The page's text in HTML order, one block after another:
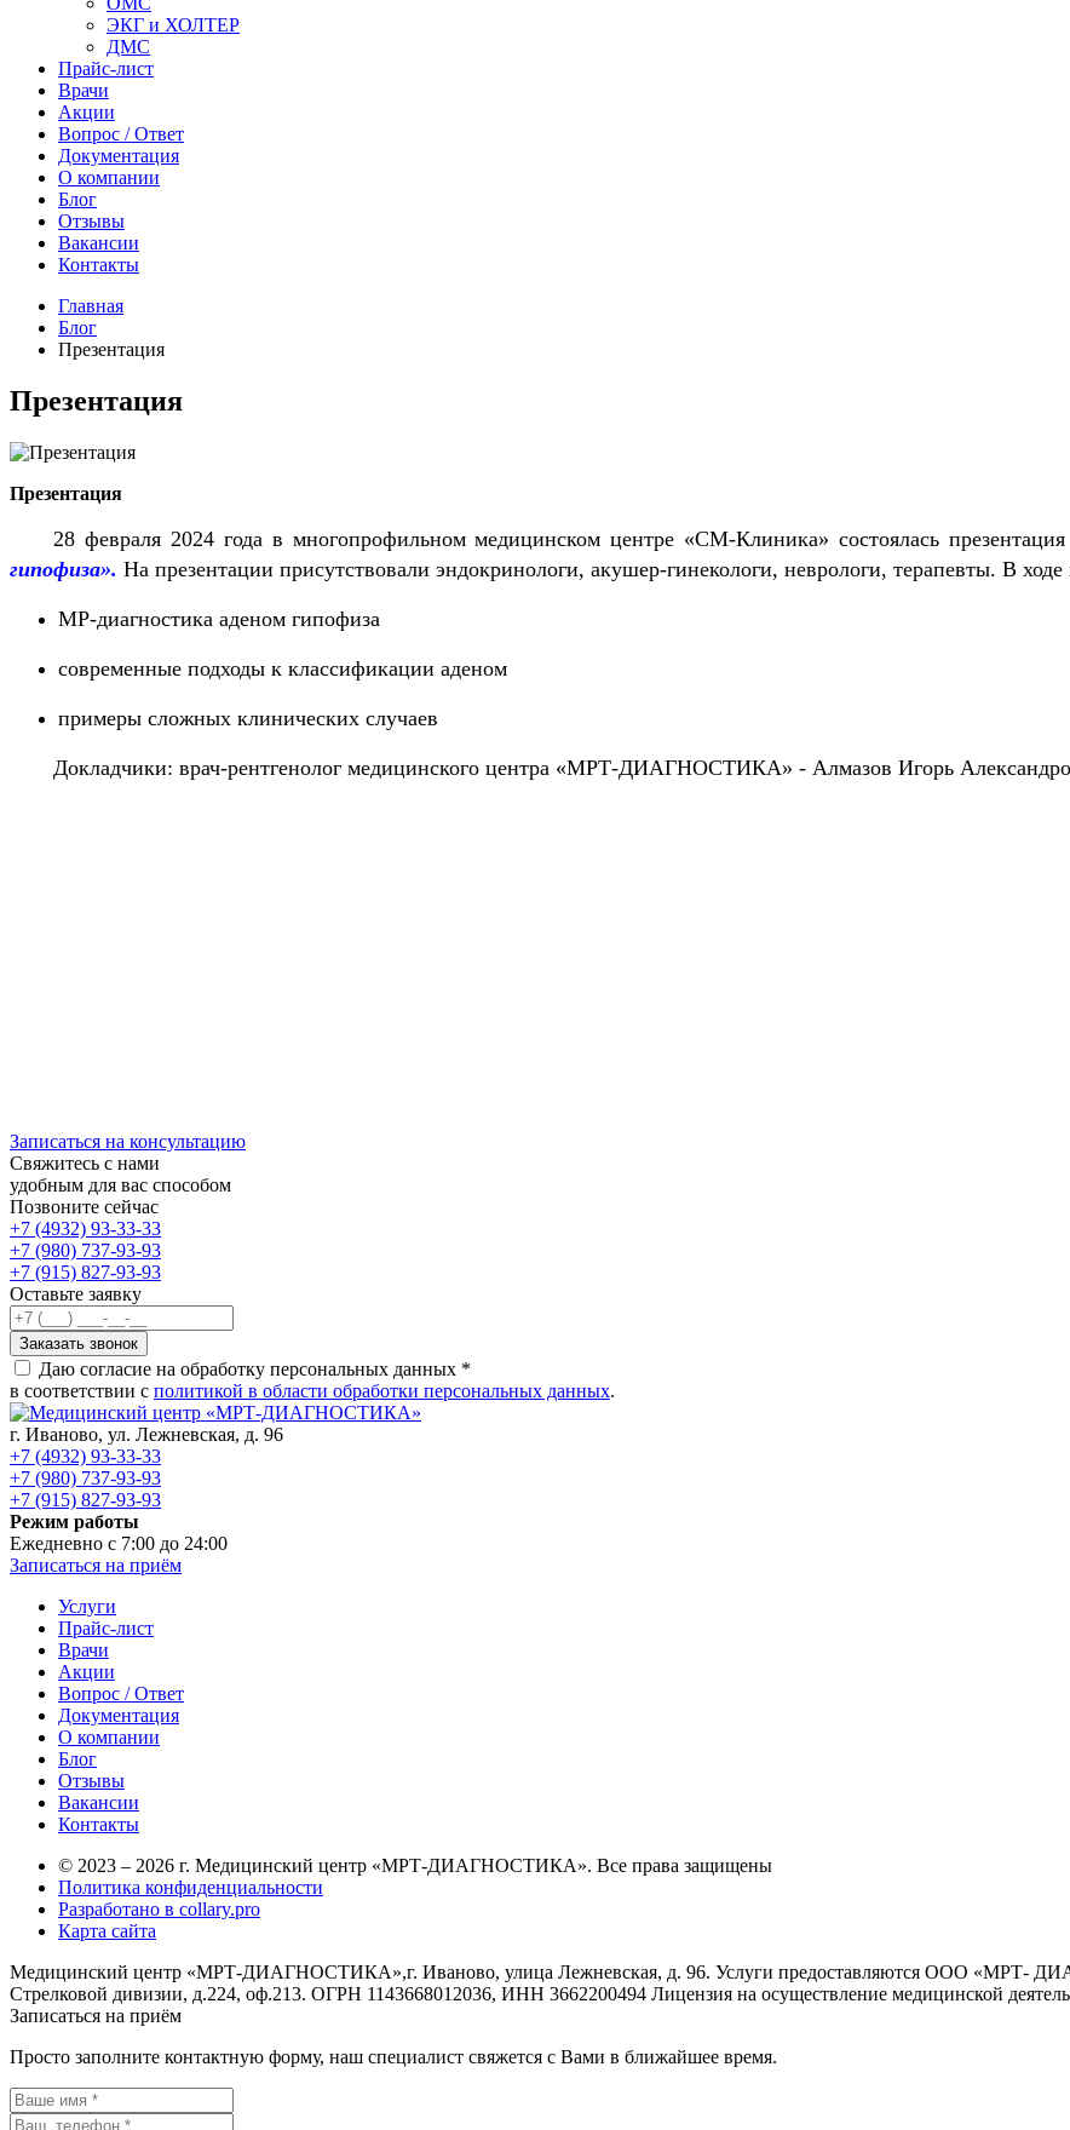
ЭКГ и ХОЛТЕР
ДМС
Прайс-лист
Врачи
Акции
Вопрос / Ответ
Документация
О компании
Блог
Отзывы
Вакансии
Контакты
Главная
Блог
Презентация
Презентация
Презентация
28 февраля 2024 года в многопрофильном медицинском центре «СМ-Клиника» состоялась
гипофиза». На презентации присутствовали эндокринологи, акушер-гинекологи, неврологи, терапевты. В
МР-диагностика аденом гипофиза
современные подходы к классификации аденом
примеры сложных клинических случаев
Докладчики: врач-рентгенолог медицинского центра «МРТ-ДИАГНОСТИКА» - Алмазов Игорь
Записаться на консультацию
Свяжитесь с нами
удобным для вас способом
Позвоните сейчас
+7 (4932) 93-33-33
+7 (980) 737-93-93
+7 (915) 827-93-93
Оставьте заявку
Даю согласие на обработку персональных данных *
в соответствии с политикой в области обработки персональных данных.
г. Иваново, ул. Лежневская, д. 96
+7 (4932) 93-33-33
+7 (980) 737-93-93
+7 (915) 827-93-93
Режим работы
Ежедневно с 7:00 до 24:00
Записаться на приём
Услуги
Прайс-лист
Врачи
Акции
Вопрос / Ответ
Документация
О компании
Блог
Отзывы
Вакансии
Контакты
© 2023 – 2026 г. Медицинский центр «МРТ-ДИАГНОСТИКА». Все права защищены
Политика конфиденциальности
Разработано в collary.pro
Карта сайта
Медицинский центр «МРТ-ДИАГНОСТИКА»,г. Иваново, улица Лежневская, д. 96. Услуги предоставляются ООО «МРТ-
Стрелковой дивизии, д.224, оф.213. ОГРН 1143668012036, ИНН 3662200494 Лицензия на осуществление медицинской
Записаться на приём
Просто заполните контактную форму, наш специалист свяжется с Вами в ближайшее время.